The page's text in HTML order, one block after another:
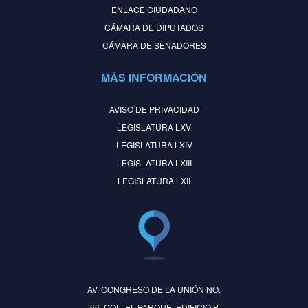
ENLACE CIUDADANO
CÁMARA DE DIPUTADOS
CÁMARA DE SENADORES
MÁS INFORMACIÓN
AVISO DE PRIVACIDAD
LEGISLATURA LXV
LEGISLATURA LXIV
LEGISLATURA LXIII
LEGISLATURA LXII
AV. CONGRESO DE LA UNIÓN NO.